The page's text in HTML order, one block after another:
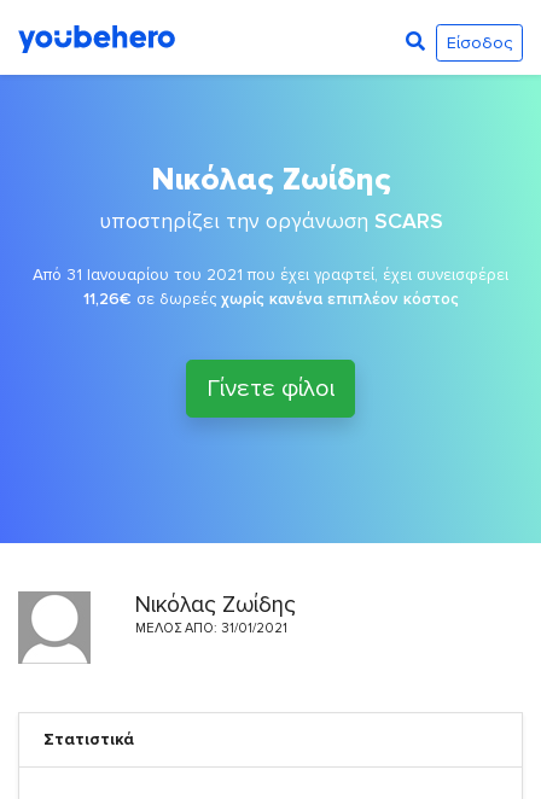
Είσοδος
Νικόλας Ζωίδης
υποστηρίζει την οργάνωση SCARS
Από 31 Ιανουαρίου του 2021 που έχει γραφτεί, έχει συνεισφέρει
11,26€ σε δωρεές χωρίς κανένα επιπλέον κόστος
Γίνετε φίλοι
Νικόλας Ζωίδης
ΜΈΛΟΣ ΑΠΌ: 31/01/2021
Στατιστικά